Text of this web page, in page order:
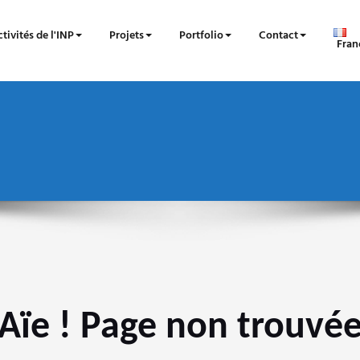
de l'INP Projets Portfolio Contact
! Page non